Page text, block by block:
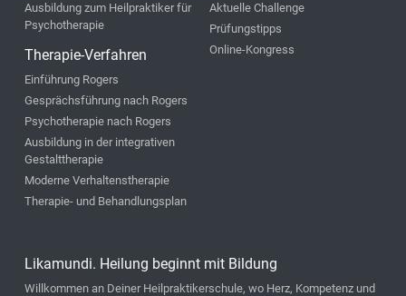
Ausbildung zum Heilpraktiker für
Psychotherapie
Therapie-Verfahren
Einführung Rogers
Gesprächsführung nach Rogers
Psychotherapie nach Rogers
Ausbildung in der integrativen
Gestalttherapie
Moderne Verhaltenstherapie
Therapie- und Behandlungsplan
Aktuelle Challenge
Prüfungstipps
Online-Kongress
Likamundi. Heilung beginnt mit Bildung
Willkommen an Deiner Heilpraktikerschule, wo Herz, Kompetenz und